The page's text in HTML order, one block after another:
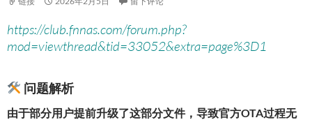
https://club.fnnas.com/forum.php?
mod=viewthread&tid=33052&extra=page%3D1
问题解析
由于部分用户提前升级了这部分文件，导致官方OTA过程无